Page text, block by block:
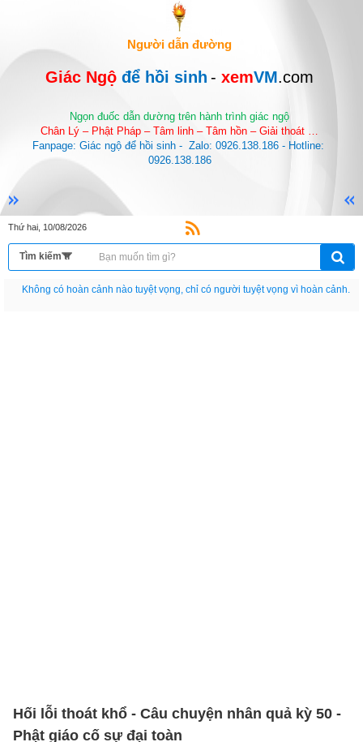
Người dẫn đường
Giác Ngộ để hồi sinh - xemVM.com
Ngọn đuốc dẫn dường trên hành trình giác ngộ
Chân Lý – Phật Pháp – Tâm linh – Tâm hồn – Giải thoát …
Fanpage: Giác ngộ để hồi sinh -  Zalo: 0926.138.186 - Hotline:
0926.138.186
Thứ hai, 10/08/2026
Nếu như không chịu học tập thì cho dù đi vạn dặm đường cũng chỉ là anh đưa
Hối lỗi thoát khổ - Câu chuyện nhân quả kỳ 50 -
Phật giáo cố sự đại toàn